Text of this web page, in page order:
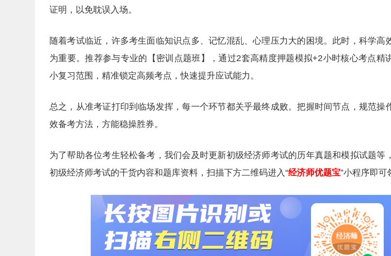
证明，以免耽误入场。
随着考试临近，许多考生面临知识点多、记忆混乱、心理压力大的困境。此时，科学高
为重要。推荐参与专业的【密训点题班】，通过2套高精度押题模拟+2小时核心考点精
小复习范围，精准锁定高频考点，快速提升应试能力。
总之，从准考证打印到临场发挥，每一个环节都关乎最终成败。把握时间节点，规范操
效备考方法，方能稳操胜券。
为了帮助各位考生轻松备考，我们会及时更新初级经济师考试的历年真题和模拟试题等
初级经济师考试的干货内容和题库资料，扫描下方二维码进入“经济师优题宝”小程序即可